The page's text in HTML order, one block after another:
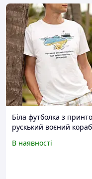
Біла футболка з
рускький воєний
В наявності